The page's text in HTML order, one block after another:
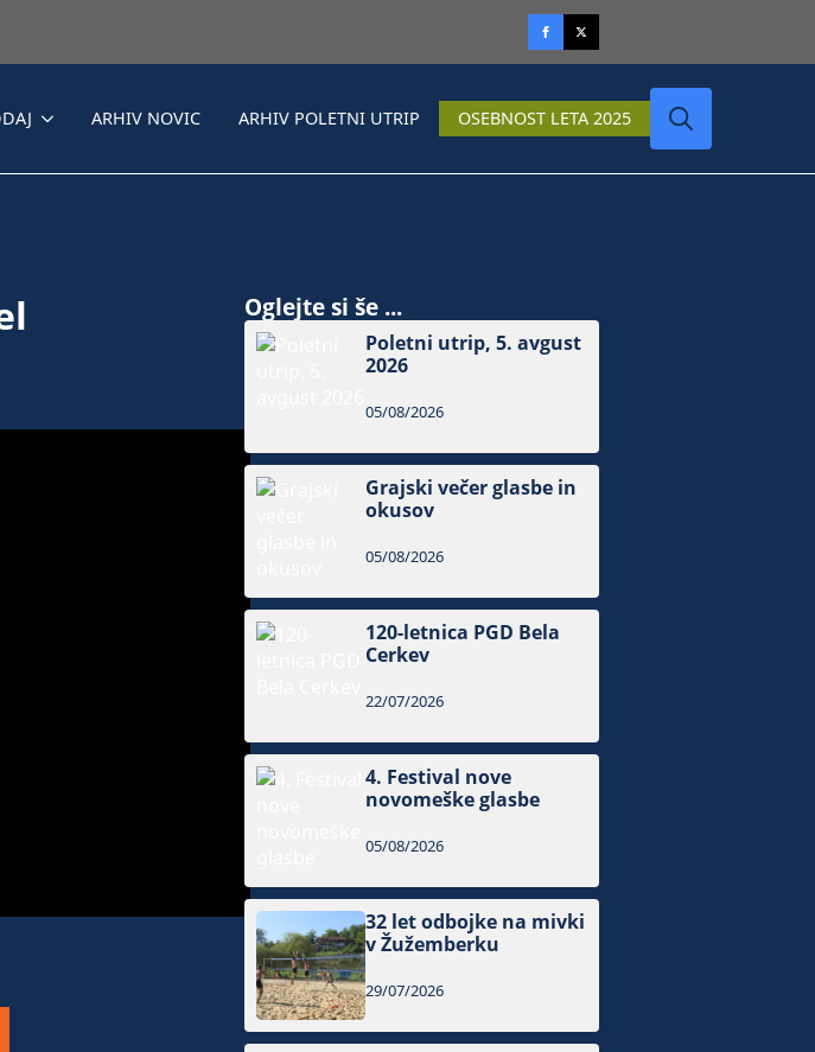
ARHIV NOVIC ARHIV POLETNI UTRIP OSEBNOST LETA 2025
Oglejte si še ...
Poletni utrip, 5. avgust
2026
05/08/2026
Grajski večer glasbe in
okusov
05/08/2026
120-letnica PGD Bela
Cerkev
22/07/2026
4. Festival nove
novomeške glasbe
05/08/2026
32 let odbojke na mivki
v Žužemberku
29/07/2026